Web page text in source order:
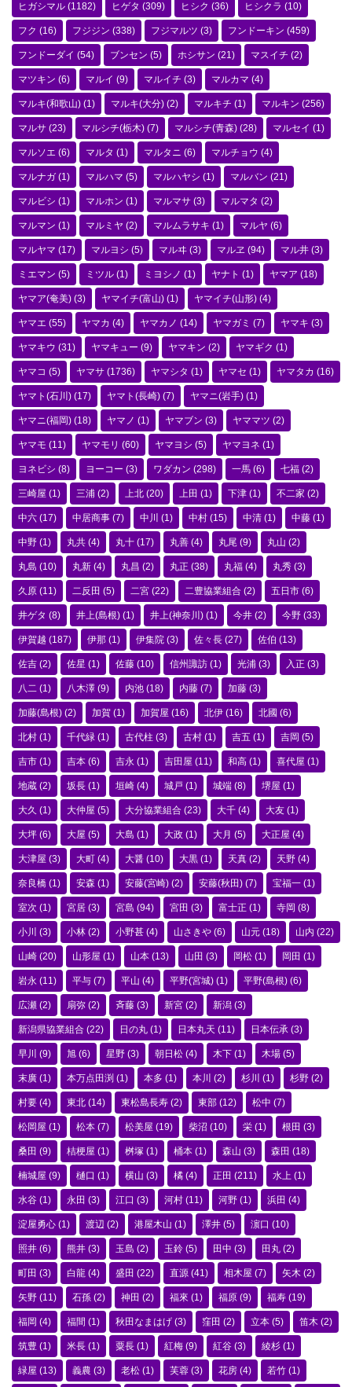
ヒガシマル (1182) ヒゲタ (309) ヒシク (36) ヒシクラ (10)
フク (16) フジジン (338) フジマルツ (3) フンドーキン (459)
フンドーダイ (54) ブンセン (5) ホシサン (21) マスイチ (2)
マツキン (6) マルイ (9) マルイチ (3) マルカマ (4)
マルキ(和歌山) (1) マルキ(大分) (2) マルキチ (1) マルキン (256)
マルサ (23) マルシチ(栃木) (7) マルシチ(青森) (28) マルセイ (1)
マルソエ (6) マルタ (1) マルタニ (6) マルチョウ (4)
マルナガ (1) マルハマ (5) マルハヤシ (1) マルバン (21)
マルビシ (1) マルホン (1) マルマサ (3) マルマタ (2)
マルマン (1) マルミヤ (2) マルムラサキ (1) マルヤ (6)
マルヤマ (17) マルヨシ (5) マルヰ (3) マルヱ (94) マル井 (3)
ミエマン (5) ミツル (1) ミヨシノ (1) ヤナト (1) ヤマア (18)
ヤマア(奄美) (3) ヤマイチ(富山) (1) ヤマイチ(山形) (4)
ヤマエ (55) ヤマカ (4) ヤマカノ (14) ヤマガミ (7) ヤマキ (3)
ヤマキウ (31) ヤマキュー (9) ヤマキン (2) ヤマギク (1)
ヤマコ (5) ヤマサ (1736) ヤマシタ (1) ヤマセ (1) ヤマタカ (16)
ヤマト(石川) (17) ヤマト(長崎) (7) ヤマニ(岩手) (1)
ヤマニ(福岡) (18) ヤマノ (1) ヤマブン (3) ヤママツ (2)
ヤマモ (11) ヤマモリ (60) ヤマヨシ (5) ヤマヨネ (1)
ヨネビシ (8) ヨーコー (3) ワダカン (298) 一馬 (6) 七福 (2)
三崎屋 (1) 三浦 (2) 上北 (20) 上田 (1) 下津 (1) 不二家 (2)
中六 (17) 中居商事 (7) 中川 (1) 中村 (15) 中清 (1) 中藤 (1)
中野 (1) 丸共 (4) 丸十 (17) 丸善 (4) 丸尾 (9) 丸山 (2)
丸島 (10) 丸新 (4) 丸昌 (2) 丸正 (38) 丸福 (4) 丸秀 (3)
久原 (11) 二反田 (5) 二宮 (22) 二豊協業組合 (2) 五日市 (6)
井ゲタ (8) 井上(島根) (1) 井上(神奈川) (1) 今井 (2) 今野 (33)
伊賀越 (187) 伊那 (1) 伊集院 (3) 佐々長 (27) 佐伯 (13)
佐吉 (2) 佐星 (1) 佐藤 (10) 信州諏訪 (1) 光浦 (3) 入正 (3)
八二 (1) 八木澤 (9) 内池 (18) 内藤 (7) 加藤 (3)
加藤(島根) (2) 加賀 (1) 加賀屋 (16) 北伊 (16) 北國 (6)
北村 (1) 千代緑 (1) 古代柱 (3) 古村 (1) 吉五 (1) 吉岡 (5)
吉市 (1) 吉本 (6) 吉永 (1) 吉田屋 (11) 和高 (1) 喜代屋 (1)
地蔵 (2) 坂長 (1) 垣崎 (4) 城戸 (1) 城端 (8) 堺屋 (1)
大久 (1) 大仲屋 (5) 大分協業組合 (23) 大千 (4) 大友 (1)
大坪 (6) 大屋 (5) 大島 (1) 大政 (1) 大月 (5) 大正屋 (4)
大津屋 (3) 大町 (4) 大醤 (10) 大黒 (1) 天真 (2) 天野 (4)
奈良橋 (1) 安森 (1) 安藤(宮崎) (2) 安藤(秋田) (7) 宝福一 (1)
室次 (1) 宮居 (3) 宮島 (94) 宮田 (3) 富士正 (1) 寺岡 (8)
小川 (3) 小林 (2) 小野甚 (4) 山さきや (6) 山元 (18) 山内 (22)
山崎 (20) 山形屋 (1) 山本 (13) 山田 (3) 岡松 (1) 岡田 (1)
岩永 (11) 平与 (7) 平山 (4) 平野(宮城) (1) 平野(島根) (6)
広瀬 (2) 扇弥 (2) 斉藤 (3) 新宮 (2) 新潟 (3)
新潟県協業組合 (22) 日の丸 (1) 日本丸天 (11) 日本伝承 (3)
早川 (9) 旭 (6) 星野 (3) 朝日松 (4) 木下 (1) 木場 (5)
末廣 (1) 本万点田渕 (1) 本多 (1) 本川 (2) 杉川 (1) 杉野 (2)
村要 (4) 東北 (14) 東松島長寿 (2) 東部 (12) 松中 (7)
松岡屋 (1) 松本 (7) 松美屋 (19) 柴沼 (10) 栄 (1) 根田 (3)
桑田 (9) 桔梗屋 (1) 桝塚 (1) 桶本 (1) 森山 (3) 森田 (18)
楠城屋 (9) 樋口 (1) 横山 (3) 橘 (4) 正田 (211) 水上 (1)
水谷 (1) 永田 (3) 江口 (3) 河村 (11) 河野 (1) 浜田 (4)
淀屋勇心 (1) 渡辺 (2) 港屋木山 (1) 澤井 (5) 濵口 (10)
照井 (6) 熊井 (3) 玉島 (2) 玉鈴 (5) 田中 (3) 田丸 (2)
町田 (3) 白龍 (4) 盛田 (22) 直源 (41) 相木屋 (7) 矢木 (2)
矢野 (11) 石孫 (2) 神田 (2) 福來 (1) 福原 (9) 福寿 (19)
福岡 (4) 福間 (1) 秋田なまはげ (3) 窪田 (2) 立本 (5) 笛木 (2)
筑豊 (1) 米長 (1) 粟長 (1) 紅梅 (9) 紅谷 (3) 綾杉 (1)
緑屋 (13) 義農 (3) 老松 (1) 芙蓉 (3) 花房 (4) 若竹 (1)